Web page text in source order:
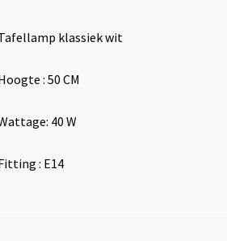
klassiek wit
: 50 CM
40 W
: E14